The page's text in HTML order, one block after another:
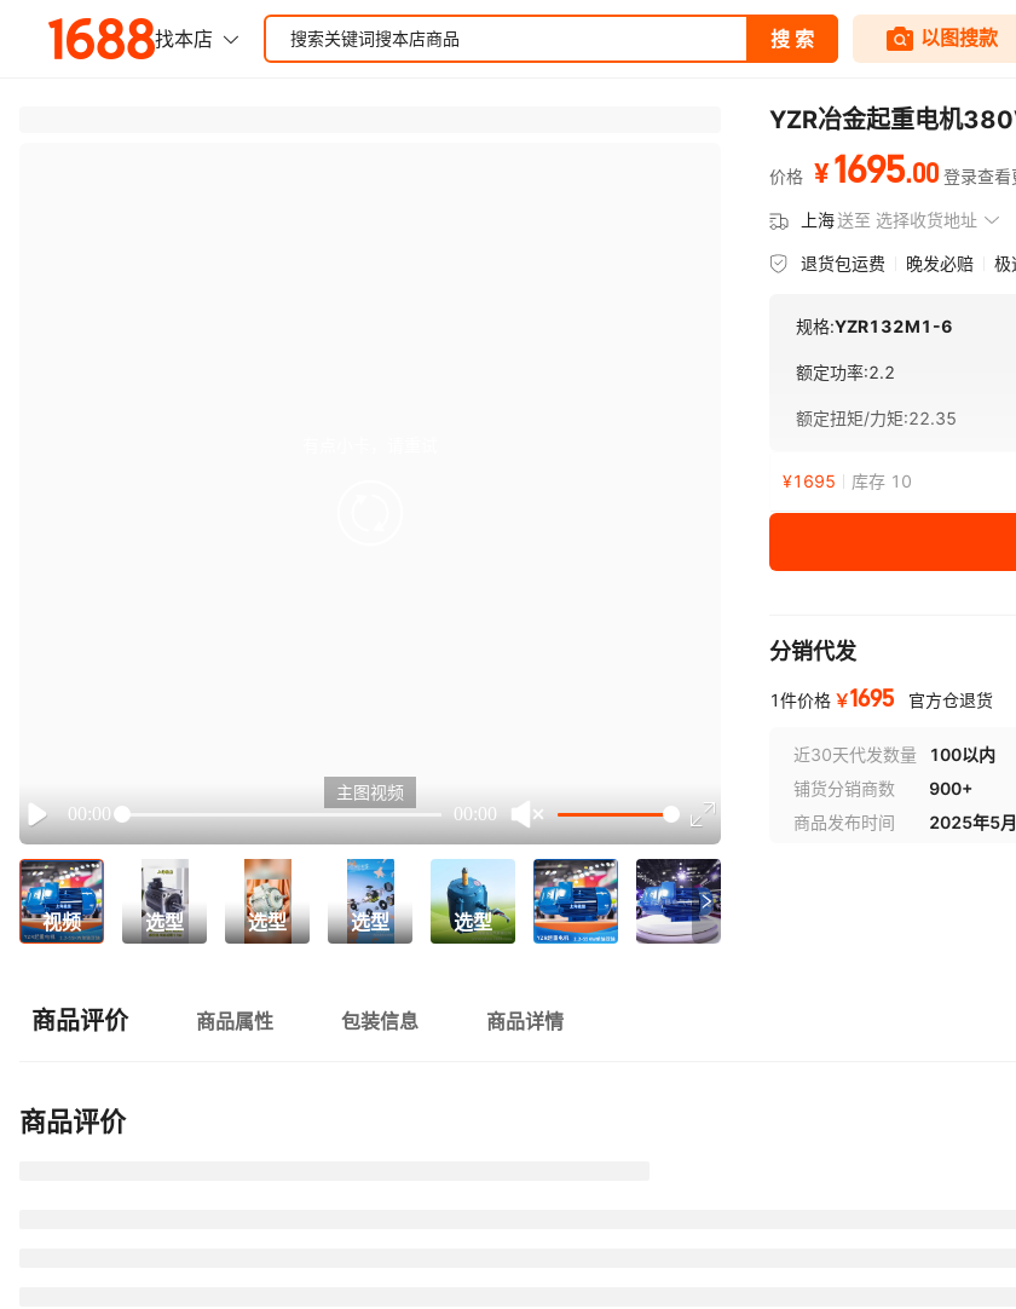
Play
00:00 00:00
主图视频
视频 选型 选型 选型 选型
YZR冶金起重电机
价格 ¥1695.00 登录查看
上海送至 选择收货地址
退货包运费 晚发必赔 极
规格:YZR132M1-6
额定功率:2.2
额定扭矩/力矩:22.35
¥1695 库存 10
分销代发
1件价格 ￥1695 官方仓退货
近30天代发数量 100以内
铺货分销商数
900+
商品发布时间
2025年5月
商品评价 商品属性 包装信息 商品详情
商品评价